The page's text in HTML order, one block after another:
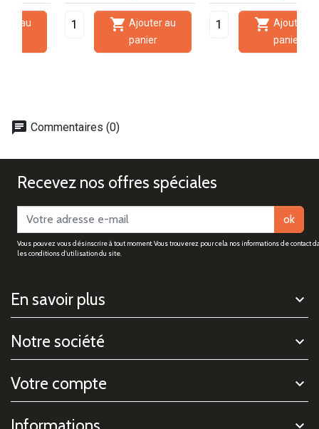
 
chat Commentaires (0)
Recevez nos offres spéciales
ok
Vous pouvez vous désinscrire à tout moment. Vous trouverez pour cela nos informations de contact
les conditions d'utilisation du site.
En savoir plus
Notre société
Votre compte